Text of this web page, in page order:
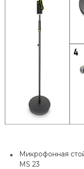
Микрофонная
MS 23